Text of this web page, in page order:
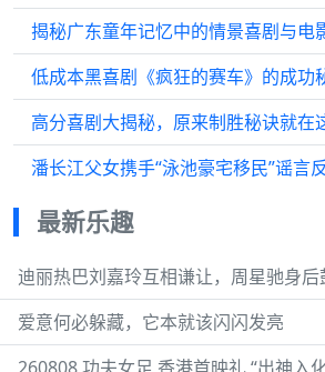
揭秘广东童年记忆中的情景喜剧与电
低成本黑喜剧《疯狂的赛车》的成功
高分喜剧大揭秘，原来制胜秘诀就在
最新乐趣
迪丽热巴刘嘉玲互相谦让，周星驰身后
爱意何必躲藏，它本就该闪闪发亮